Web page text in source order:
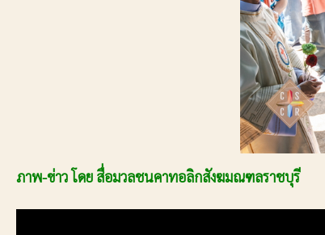
ภาพ-ข่าว โดย สื่อมวลชนคาทอลิกสังฆมณฑลราชบุรี